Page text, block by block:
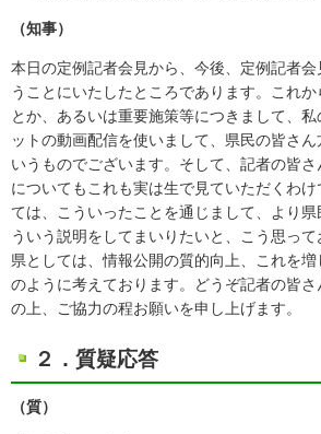
（知事）
本日の定例記者会見から、今後、定例記者
うことにいたしたところであります。これ
とか、あるいは重要施策等につきまして、
ットの動画配信を使いまして、県民の皆さ
いうものでございます。そして、記者の皆さ
についてもこれも実は生で見ていただくわ
ては、こういったことを通じまして、より
ういう説明をしてまいりたいと、こう思っ
県としては、情報公開の質的向上、これを増
のように考えております。どうぞ記者の皆
の上、ご協力の程お願いを申し上げます。
２．質疑応答
（質）